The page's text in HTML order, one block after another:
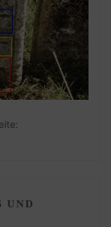
UND